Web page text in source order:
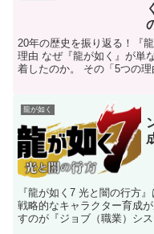
20年の歴史を振り返る！『
理由 なぜ『龍が如く』が単
着したのか。 その「5つの
龍が如く
『龍が如く7 光と闇の行方
戦略的なキャラクター育成
すのが『ジョブ（職業）シ